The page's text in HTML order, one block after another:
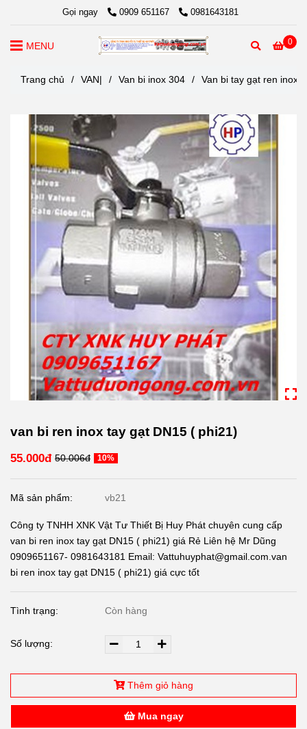
Gọi ngay 0909 651167 0981643181
0
MENU
Trang chủ / VAN| / Van bi inox 304 / Van bi tay gạt ren inox
van bi ren inox tay gạt DN15 ( phi21)
55.000đ 50.006đ 10%
Mã sản phẩm: vb21
Công ty TNHH XNK Vật Tư Thiết Bị Huy Phát chuyên cung cấp
van bi ren inox tay gạt DN15 ( phi21) giá Rẻ Liên hệ Mr Dũng
0909651167- 0981643181 Email: Vattuhuyphat@gmail.com.van
bi ren inox tay gạt DN15 ( phi21) giá cực tốt
Tình trạng: Còn hàng
Số lượng:
Thêm giỏ hàng
Mua ngay